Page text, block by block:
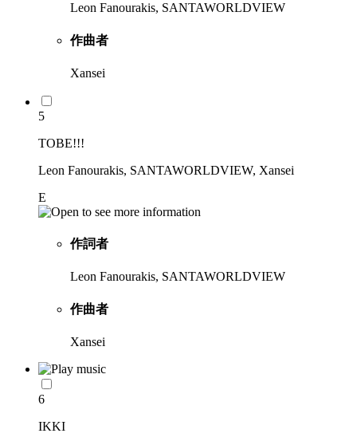
Leon Fanourakis, SANTAWORLDVIEW
作曲者
Xansei
5
TOBE!!!
Leon Fanourakis, SANTAWORLDVIEW, Xansei
E
作詞者
Leon Fanourakis, SANTAWORLDVIEW
作曲者
Xansei
6
IKKI